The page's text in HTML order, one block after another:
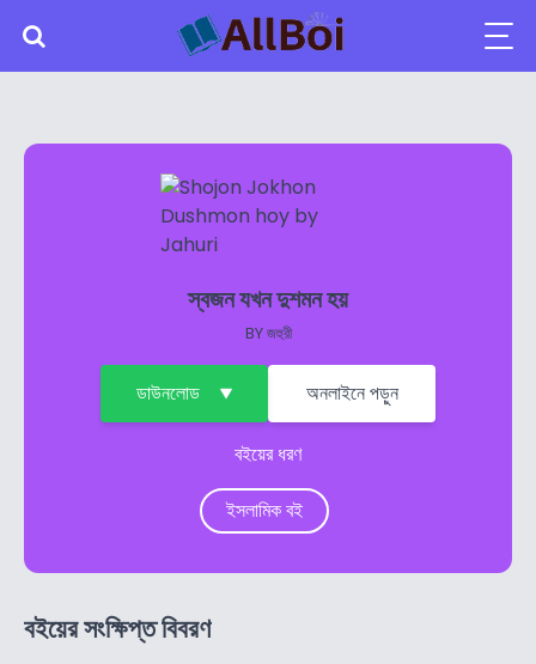
স্বজন যখন দুশমন হয়
BYজহুরী
ডাউনলোড অনলাইনে পড়ুন
বইয়ের ধরণ
ইসলামিক বই
বইয়ের সংক্ষিপ্ত বিবরণ